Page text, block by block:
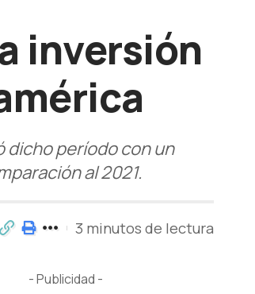
inversión
dicho período con un
al 2021.
3 minutos de lectura
- Publicidad -